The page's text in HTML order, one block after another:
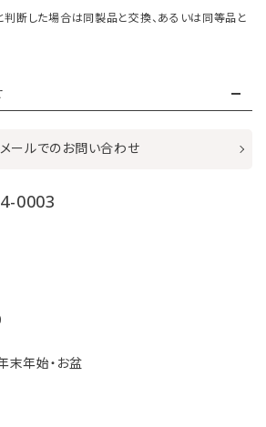
断した場合は同製品と交換、あるいは同等品と
メールでのお問い合わせ
0003
末年始・お盆